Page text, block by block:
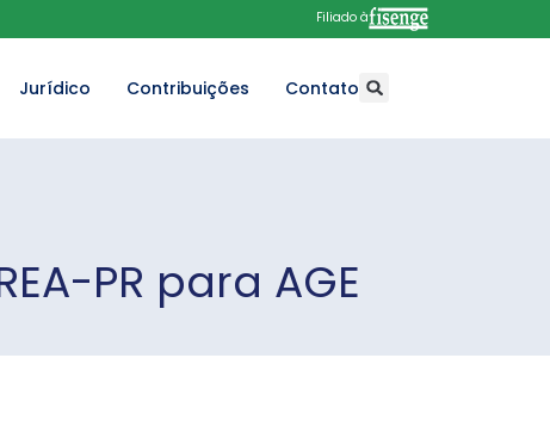
Filiado à
Jurídico Contribuições Contato
PR para AGE